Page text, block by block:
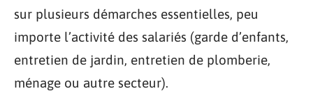
sur plusieurs démarches essentielles, peu
importe l’activité des salariés (garde d’enfants,
entretien de jardin, entretien de plomberie,
ménage ou autre secteur).